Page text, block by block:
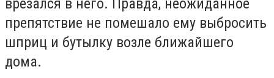
препятствие не помешало ему выбросить
шприц и бутылку возле ближайшего
дома.